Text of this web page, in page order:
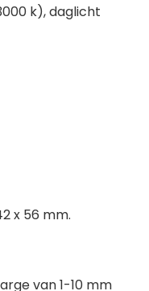
k), daglicht
x 56 mm.
van 1-10 mm